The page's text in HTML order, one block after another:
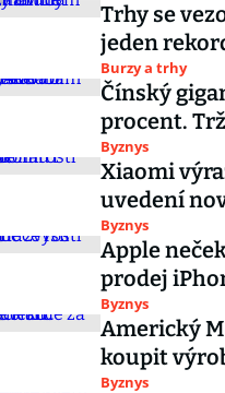
Trhy se
jeden
Burzy a trhy
Čínský
procent.
Byznys
Xiaomi
uvedení
Byznys
Apple
prodej
Byznys
Americký
koupit
Byznys